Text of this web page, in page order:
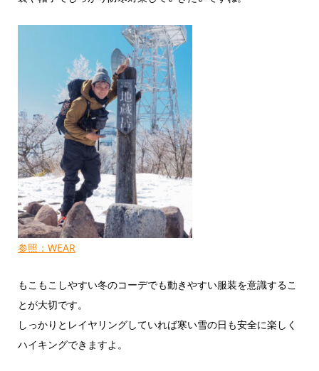
参照：WEAR
もこもこしやすい冬のコーデでも動きやすい服装を意識するこ
とが大切です。
しっかりとレイヤリングしていれば寒い雪の日も安全に楽しく
ハイキングできますよ。